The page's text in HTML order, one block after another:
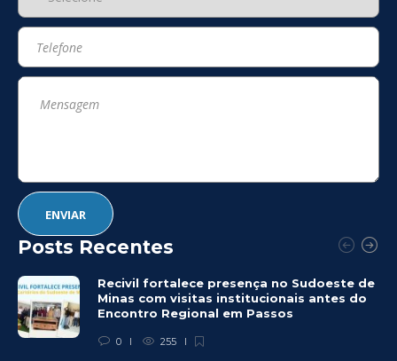
Posts Recentes
Recivil fortalece presença no Sudoeste de
Minas com visitas institucionais antes do
Encontro Regional em Passos
0 255